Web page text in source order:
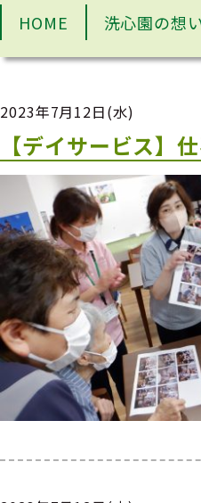
HOME 洗心園の想
2023年7月12日(水)
【デイサービス】